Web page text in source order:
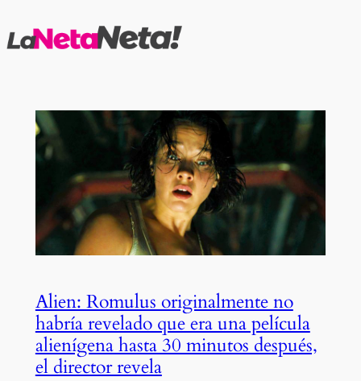
al
Alien: Romulus originalmente no
habría revelado que era una película
alienígena hasta 30 minutos después,
el director revela